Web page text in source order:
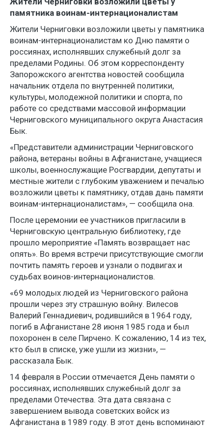
памятника воинам-интернационалистам
Жители Черниговки возложили цветы у памятника
воинам-интернационалистам ко Дню памяти о
россиянах, исполнявших служебный долг за
пределами Родины. Об этом корреспонденту
Запорожского агентства новостей сообщила
начальник отдела по внутренней политики,
культуры, молодежной политики и спорта, по
работе со средствами массовой информации
Черниговского муниципального округа Анастасия
Бык.
«Представители администрации Черниговского
района, ветераны войны в Афганистане, учащиеся
школы, военнослужащие Росгвардии, депутаты и
местные жители с глубоким уважением и печалью
возложили цветы к памятнику, отдав дань памяти
воинам-интернационалистам», — сообщила она.
После церемонии ее участников пригласили в
Черниговскую центральную библиотеку, где
прошло мероприятие «Память возвращает нас
опять». Во время встречи присутствующие смогли
почтить память героев и узнали о подвигах и
судьбах воинов-интернационалистов.
«69 молодых людей из Черниговского района
прошли через эту страшную войну. Вилесов
Валерий Геннадиевич, родившийся в 1964 году,
погиб в Афганистане 28 июня 1985 года и был
похоронен в селе Пирчено. К сожалению, 14 из тех,
кто был в списке, уже ушли из жизни», —
рассказала Бык.
14 февраля в России отмечается День памяти о
россиянах, исполнявших служебный долг за
пределами Отечества. Эта дата связана с
завершением вывода советских войск из
Афганистана в 1989 году. В этот день вспоминают